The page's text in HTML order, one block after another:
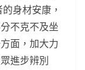
身材安康，
不克不及坐
面，加大力
進步辨別